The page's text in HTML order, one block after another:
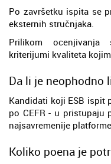
Po završetku ispita se
eksternih stručnjaka.
Prilikom
kriterijumi kvaliteta
Da li je neophodno
Kandidati koji ESB ispit
po CEFR - u pristupaju
najsavremenije platforme.
Koliko poena je